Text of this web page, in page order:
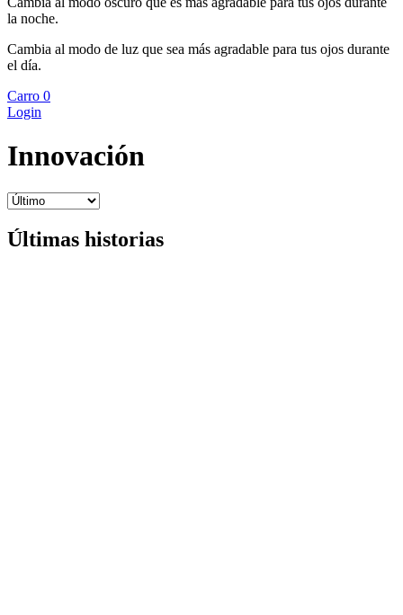
la noche.
Cambia al modo de luz que sea más agradable para tus ojos durante
el día.
Carro 0
Login
Innovación
Últimas historias